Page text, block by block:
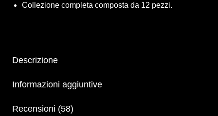
Collezione completa composta da 12 pezzi.
Descrizione
Informazioni aggiuntive
Recensioni (58)